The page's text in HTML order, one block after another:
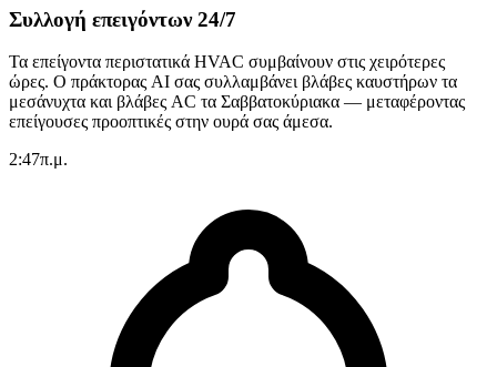
Συλλογή επειγόντων 24/7
Τα επείγοντα περιστατικά HVAC συμβαίνουν στις χειρότερες
ώρες. Ο πράκτορας AI σας συλλαμβάνει βλάβες καυστήρων τα
μεσάνυχτα και βλάβες AC τα Σαββατοκύριακα — μεταφέροντας
επείγουσες προοπτικές στην ουρά σας άμεσα.
2:47π.μ.